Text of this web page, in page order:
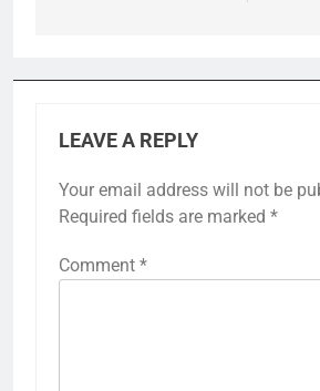
LEAVE A REPLY
Your email address will not be
Required fields are marked *
Comment *